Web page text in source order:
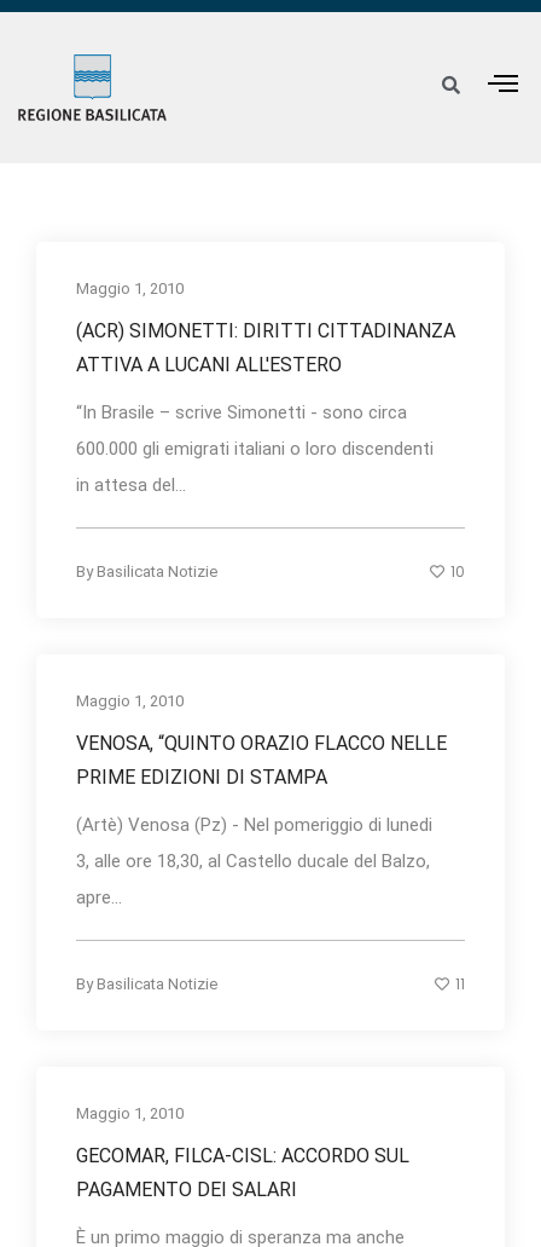
Maggio 1, 2010
(ACR) SIMONETTI: DIRITTI CITTADINANZA
ATTIVA A LUCANI ALL'ESTERO
“In Brasile – scrive Simonetti - sono circa
600.000 gli emigrati italiani o loro discendenti
in attesa del...
By Basilicata Notizie 10
Maggio 1, 2010
VENOSA, “QUINTO ORAZIO FLACCO NELLE
PRIME EDIZIONI DI STAMPA
(Artè) Venosa (Pz) - Nel pomeriggio di lunedi
3, alle ore 18,30, al Castello ducale del Balzo,
apre...
By Basilicata Notizie 11
Maggio 1, 2010
GECOMAR, FILCA-CISL: ACCORDO SUL
PAGAMENTO DEI SALARI
È un primo maggio di speranza ma anche